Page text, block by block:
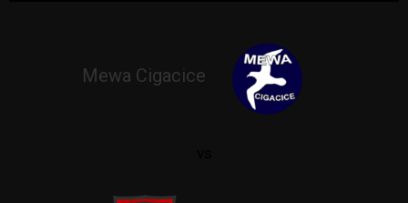
Mewa Cigacice